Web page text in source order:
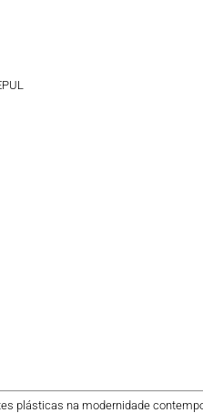
plásticas na modernidade